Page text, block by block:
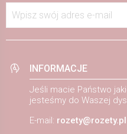
Wpisz swój adres e-mail
INFORMACJE
Jeśli macie Państwo
jesteśmy do Waszej
E-mail: rozety@rozety.pl